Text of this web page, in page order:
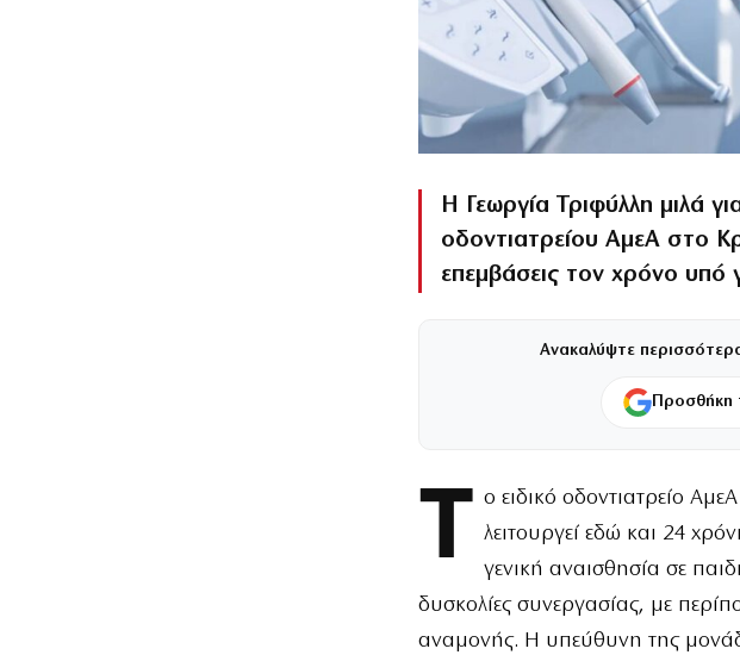
Η Γεωργία Τριφύλλη μιλά
οδοντιατρείου ΑμεΑ στο
επεμβάσεις τον χρόνο υπό
Ανακαλύψτε
Προσθήκη
Τ ο ειδικό οδοντιατρείο
λειτουργεί εδώ και 24
γενική αναισθησία σε
δυσκολίες συνεργασίας, με
αναμονής. Η υπεύθυνη της